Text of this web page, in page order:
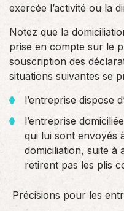
exercée l’activité ou la
Notez que la
prise en compte sur le
souscription des
situations suivantes se
l’entreprise dispose
l’entreprise
qui lui sont envoyés
domiciliation, suite à
retirent pas les plis
Précisions pour les